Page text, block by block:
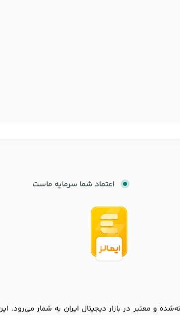
اعتماد شما سرمایه ماست
معتبر در بازار دیجیتال ایران به شمار می‌رود. این